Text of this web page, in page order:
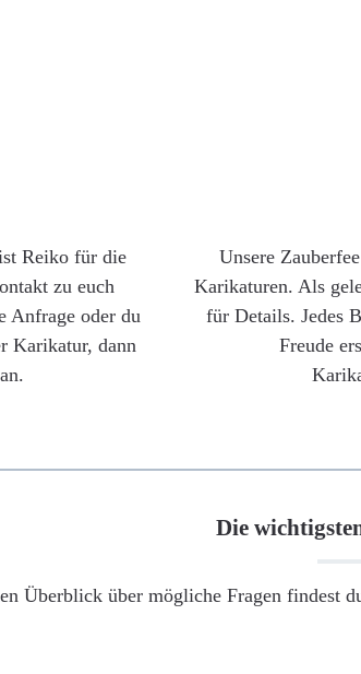
Reiko für die
zu euch
Anfrage oder du
Karikatur, dann
Unsere
Karikaturen. Als
für Details. Jedes
Freude
Die
Überblick über mögliche Fragen findest